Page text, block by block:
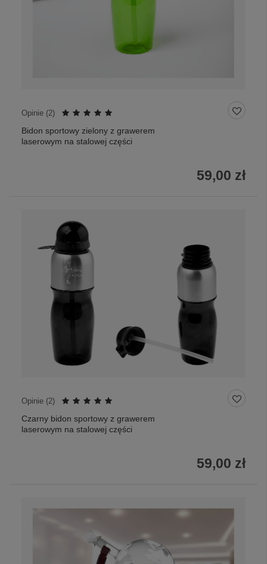
Opinie (2)
Bidon sportowy zielony z grawerem
laserowym na stalowej części
59,00 zł
Opinie (2)
Czarny bidon sportowy z grawerem
laserowym na stalowej części
59,00 zł